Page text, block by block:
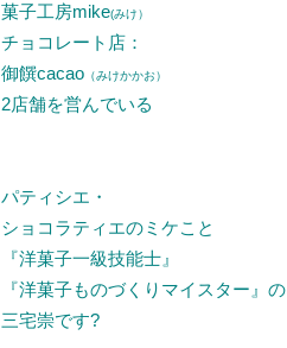
菓子工房mike(みけ）
チョコレート店：
御饌cacao （みけかかお）
2店舗を営んでいる
パティシエ・
ショコラティエのミケこと
『洋菓子一級技能士』
『洋菓子ものづくりマイスター』の
三宅崇です?